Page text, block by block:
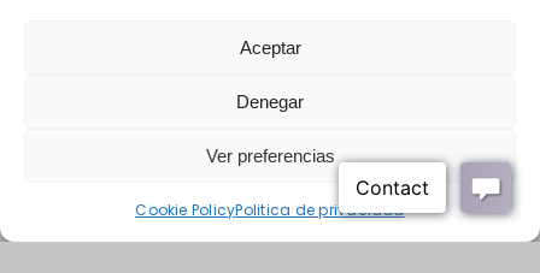
Aceptar
Denegar
Ver preferencias
Cookie PolicyPolitica de privacidad